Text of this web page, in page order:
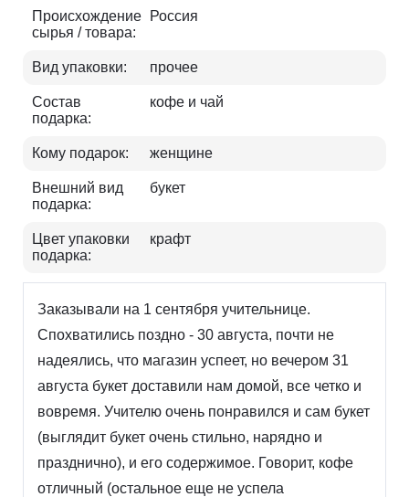
Происхождение
сырья / товара:
Россия
Вид упаковки: прочее
Состав
подарка:
кофе и чай
Кому подарок: женщине
Внешний вид
подарка:
букет
Цвет упаковки
подарка:
крафт
Заказывали на 1 сентября учительнице.
Спохватились поздно - 30 августа, почти не
надеялись, что магазин успеет, но вечером 31
августа букет доставили нам домой, все четко и
вовремя. Учителю очень понравился и сам букет
(выглядит букет очень стильно, нарядно и
празднично), и его содержимое. Говорит, кофе
отличный (остальное еще не успела